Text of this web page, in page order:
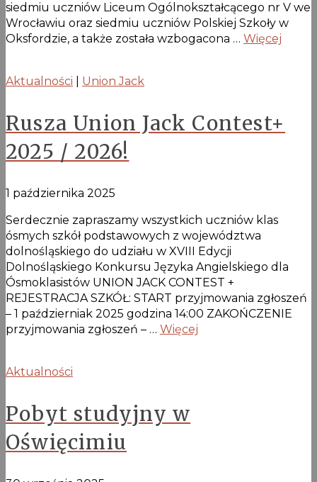
siedmiu uczniów Liceum Ogólnokształcącego nr V we
Wrocławiu oraz siedmiu uczniów Polskiej Szkoły w
Oksfordzie, a także została wzbogacona … Więcej
Aktualności Union Jack
Rusza Union Jack Contest+
2025 / 2026!
1 października 2025
Serdecznie zapraszamy wszystkich uczniów klas
ósmych szkół podstawowych z województwa
dolnośląskiego do udziału w XVIII Edycji
Dolnośląskiego Konkursu Języka Angielskiego dla
Ósmoklasistów UNION JACK CONTEST +
REJESTRACJA SZKÓŁ: START przyjmowania zgłoszeń
– 1 październiak 2025 godzina 14:00 ZAKOŃCZENIE
przyjmowania zgłoszeń – … Więcej
Aktualności
Pobyt studyjny w
Oświęcimiu